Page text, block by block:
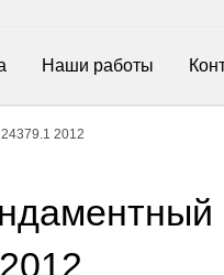
Наши работы
2012